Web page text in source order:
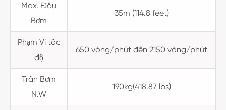
Max. Đầu
Bơm
35m (114.8 feet)
Phạm Vi tốc
độ
650 vòng/phút đến 2150 vòng/phút
Trần Bơm
N.W
190kg(418.87 lbs)